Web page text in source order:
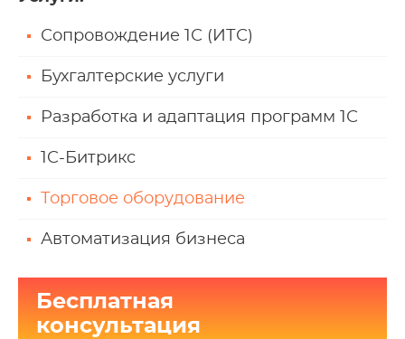
Сопровождение 1С (ИТС)
Бухгалтерские услуги
Разработка и адаптация программ 1С
1C-Битрикс
Торговое оборудование
Автоматизация бизнеса
Бесплатная
консультация